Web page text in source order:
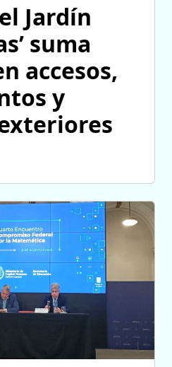
Jardín
suma
accesos,
y